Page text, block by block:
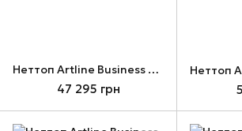
Неттоп Artline Business B12, Black/Grey, i5-1340P, 16Gb, 480Gb, Xe, WiFi, Win11P (B12v38Win)
47 295 грн